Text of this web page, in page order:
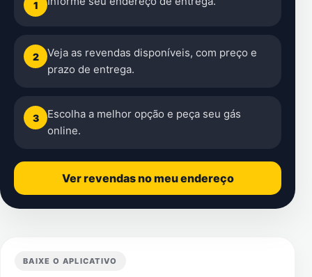
1
2
Veja as revendas disponíveis, com preço e
prazo de entrega.
3
Escolha a melhor opção e peça seu gás
online.
Ver revendas no meu endereço
BAIXE O APLICATIVO